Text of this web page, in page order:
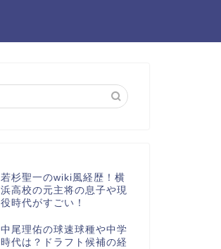
若杉聖一のwiki風経歴！横
浜高校の元主将の息子や現
役時代がすごい！
中尾理佑の球速球種や中学
時代は？ドラフト候補の経